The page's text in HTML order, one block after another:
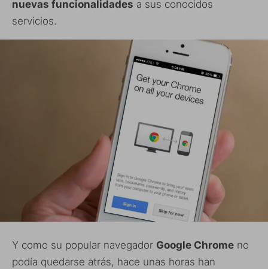
nuevas funcionalidades a sus conocidos
servicios.
Y como su popular navegador Google Chrome no
podía quedarse atrás, hace unas horas han